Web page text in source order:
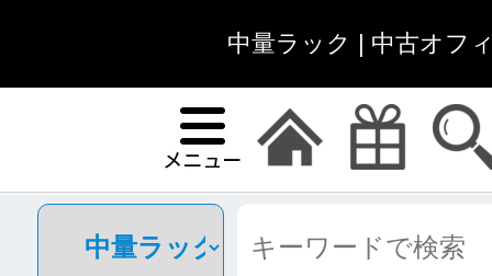
中量ラック | 中古オフ